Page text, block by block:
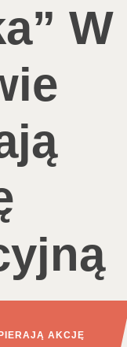
W
AKCJĘ